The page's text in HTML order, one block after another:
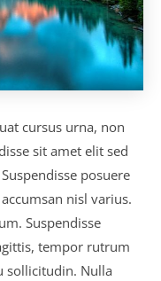
cursus urna, non
sit amet elit sed
posuere
nisl varius.
Suspendisse
tempor rutrum
sollicitudin. Nulla